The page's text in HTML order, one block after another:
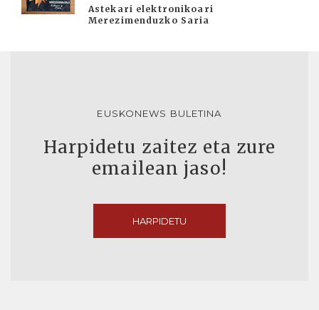
Astekari elektronikoari
Merezimenduzko Saria
EUSKONEWS BULETINA
Harpidetu zaitez eta zure
emailean jaso!
HARPIDETU